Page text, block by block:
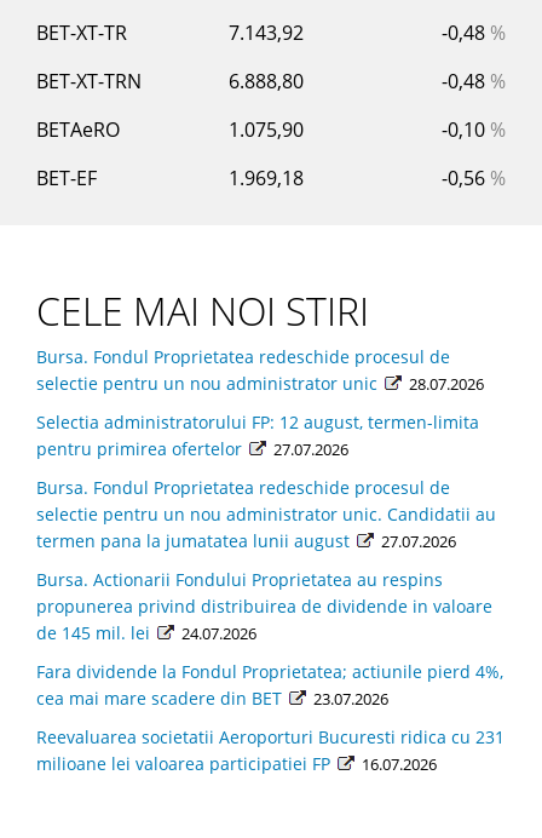
BET-XT-TR 7.143,92 -0,48 %
BET-XT-TRN
6.888,80 -0,48 %
BETAeRO
1.075,90 -0,10 %
BET-EF
1.969,18 -0,56 %
CELE MAI NOI STIRI
Bursa. Fondul Proprietatea redeschide procesul de
selectie pentru un nou administrator unic
28.07.2026
Selectia administratorului FP: 12 august, termen-limita
pentru primirea ofertelor
27.07.2026
Bursa. Fondul Proprietatea redeschide procesul de
selectie pentru un nou administrator unic. Candidatii au
termen pana la jumatatea lunii august
27.07.2026
Bursa. Actionarii Fondului Proprietatea au respins
propunerea privind distribuirea de dividende in valoare
de 145 mil. lei
24.07.2026
Fara dividende la Fondul Proprietatea; actiunile pierd 4%,
cea mai mare scadere din BET
23.07.2026
Reevaluarea societatii Aeroporturi Bucuresti ridica cu 231
milioane lei valoarea participatiei FP
16.07.2026